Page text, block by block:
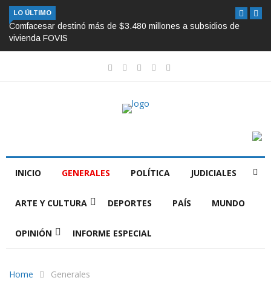
LO ÚLTIMO
Comfacesar destinó más de $3.480 millones a subsidios de
vivienda FOVIS
INICIO GENERALES POLÍTICA JUDICIALES
ARTE Y CULTURA DEPORTES PAÍS MUNDO
OPINIÓN INFORME ESPECIAL
Home Generales